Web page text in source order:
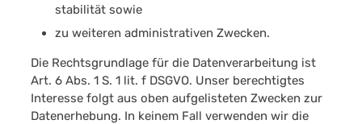
stabilität sowie
zu weiteren administrativen Zwecken.
Die Rechtsgrundlage für die Datenverarbeitung ist
Art. 6 Abs. 1 S. 1 lit. f DSGVO. Unser berechtigtes
Interesse folgt aus oben aufgelisteten Zwecken zur
Datenerhebung. In keinem Fall verwenden wir die